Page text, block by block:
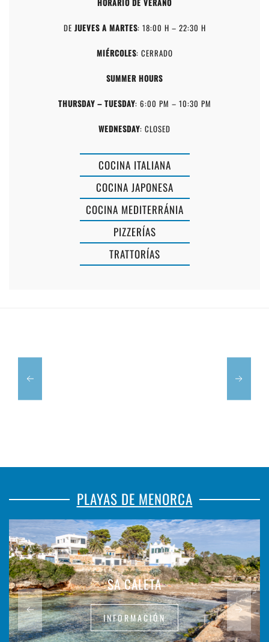
HORARIO DE VERANO
DE JUEVES A MARTES: 18:00 H – 22:30 H
MIÉRCOLES: CERRADO
SUMMER HOURS
THURSDAY – TUESDAY: 6:00 PM – 10:30 PM
WEDNESDAY: CLOSED
COCINA ITALIANA
COCINA JAPONESA
COCINA MEDITERRÁNIA
PIZZERÍAS
TRATTORÍAS
MESÓN
PLAYAS DE MENORCA
SA CALETA
INFORMACIÓN